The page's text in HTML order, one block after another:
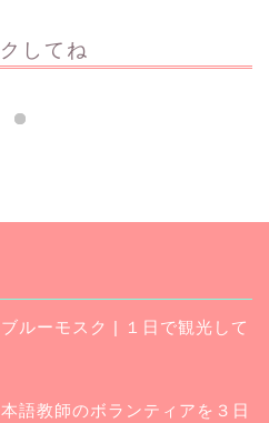
してね
ルーモスク | １日で観光して
語教師のボランティアを３日